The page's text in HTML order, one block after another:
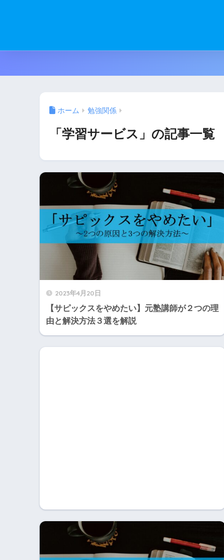
ホーム 勉強関係
「学習サービス」の記事一覧
2023年4月20日
【サピックスをやめたい】元塾講師が２つの理
由と解決方法３選を解説